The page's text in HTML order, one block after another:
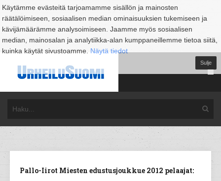
Käytämme evästeitä tarjoamamme sisällön ja mainosten
räätälöimiseen, sosiaalisen median ominaisuuksien tukemiseen ja
kävijämäärämme analysoimiseen. Jaamme myös sosiaalisen
median, mainosalan ja analytiikka-alan kumppaneillemme tietoa siitä,
kuinka käytät sivustoamme. Näytä tiedot
Sulje
Pallo-Iirot Miesten edustusjoukkue 2012 pelaajat: